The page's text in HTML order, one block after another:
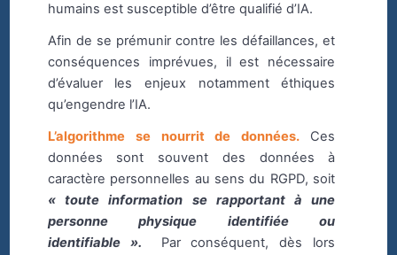
humains est susceptible d’être qualifié d’IA.
Afin de se prémunir contre les défaillances, et
conséquences imprévues, il est nécessaire
d’évaluer les enjeux notamment éthiques
qu’engendre l’IA.
L’algorithme se nourrit de données. Ces
données sont souvent des données à
caractère personnelles au sens du RGPD, soit
« toute information se rapportant à une
personne physique identifiée ou
identifiable ». Par conséquent, dès lors